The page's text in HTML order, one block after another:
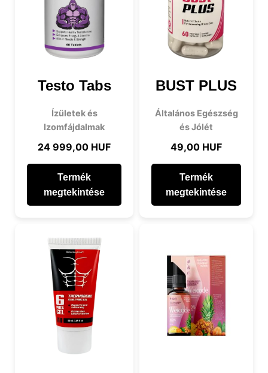
Testo Tabs
Ízületek és
Izomfájdalmak
24 999,00 HUF
Termék
megtekintése
BUST PLUS
Általános Egészség
és Jólét
49,00 HUF
Termék
megtekintése